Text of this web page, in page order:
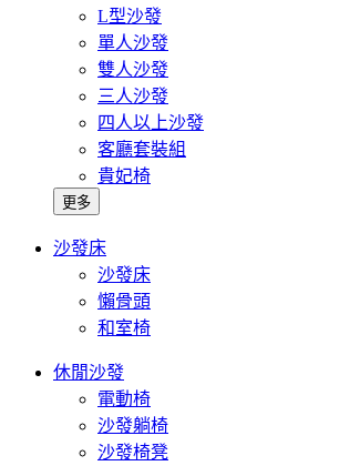
L型沙發
單人沙發
雙人沙發
三人沙發
四人以上沙發
客廳套裝組
貴妃椅
更多
沙發床
沙發床
懶骨頭
和室椅
休閒沙發
電動椅
沙發躺椅
沙發椅凳